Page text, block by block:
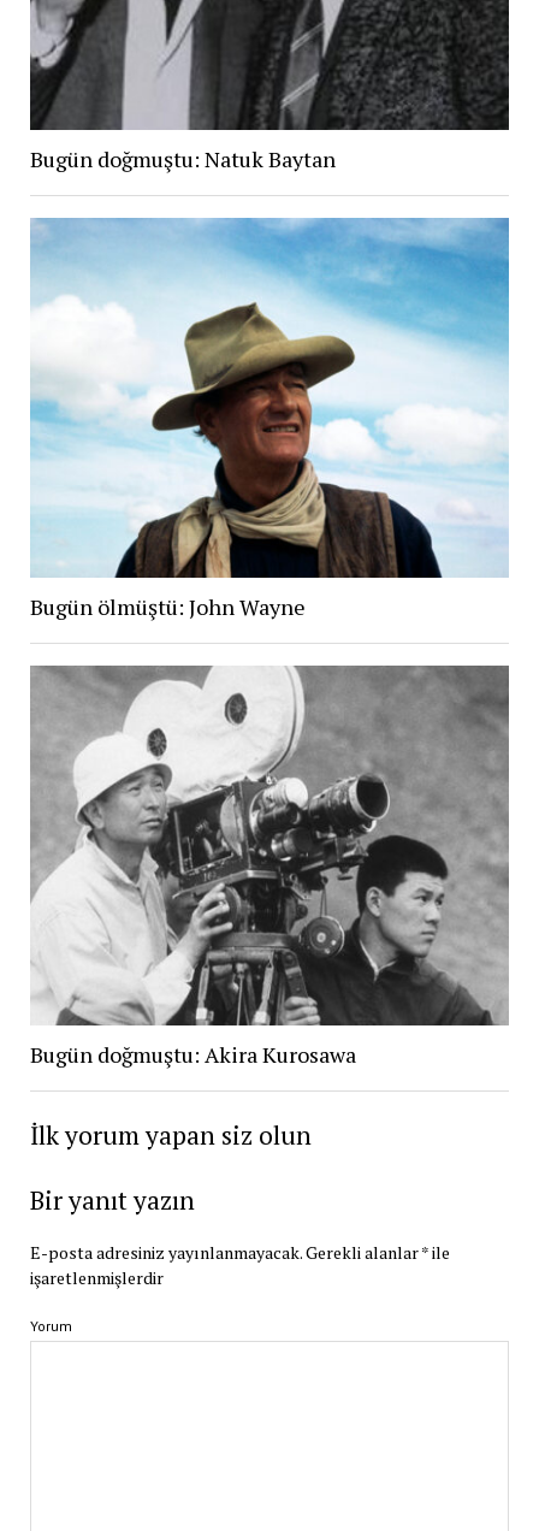
Bugün doğmuştu: Natuk Baytan
Bugün ölmüştü: John Wayne
Bugün doğmuştu: Akira Kurosawa
İlk yorum yapan siz olun
Bir yanıt yazın
E-posta adresiniz yayınlanmayacak.Gerekli alanlar*ile
işaretlenmişlerdir
Yorum